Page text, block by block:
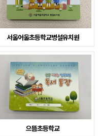
서울어울초등학교병설유치원
으뜸초등학교